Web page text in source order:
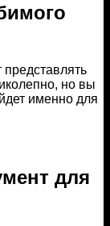
представлять
но вы
именно для
для